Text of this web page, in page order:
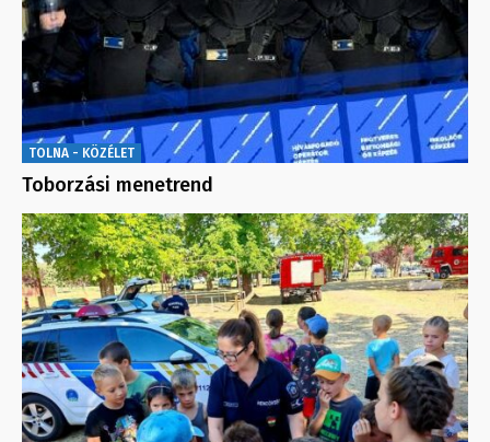
TOLNA - KÖZÉLET
Toborzási menetrend